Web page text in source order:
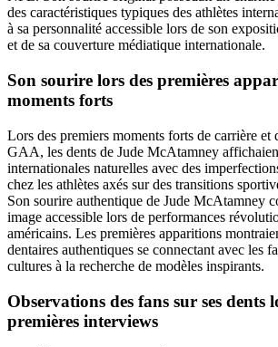
des caractéristiques typiques des athlètes
à sa personnalité accessible lors de son
et de sa couverture médiatique internationale.
Son sourire lors des premières
moments forts
Lors des premiers moments forts de carrière et
GAA, les dents de Jude McAtamney
internationales naturelles avec des
chez les athlètes axés sur des transitions
Son sourire authentique de Jude McAtamney
image accessible lors de performances
américains. Les premières apparitions
dentaires authentiques se connectant avec les
cultures à la recherche de modèles inspirants.
Observations des fans sur ses dents
premières interviews